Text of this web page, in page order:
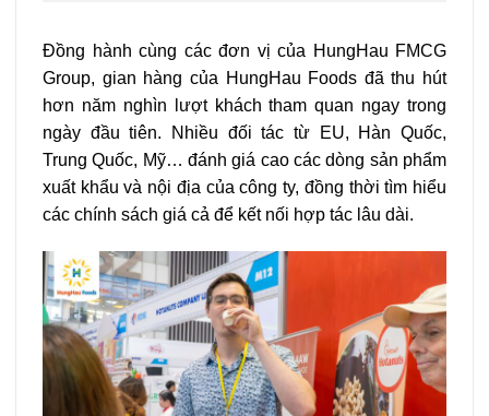
Đồng hành cùng các đơn vị của HungHau FMCG
Group, gian hàng của HungHau Foods đã thu hút
hơn năm nghìn lượt khách tham quan ngay trong
ngày đầu tiên. Nhiều đối tác từ EU, Hàn Quốc,
Trung Quốc, Mỹ… đánh giá cao các dòng sản phẩm
xuất khẩu và nội địa của công ty, đồng thời tìm hiểu
các chính sách giá cả để kết nối hợp tác lâu dài.